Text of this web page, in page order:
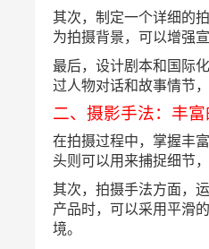
其次，制定一个详细的
为拍摄背景，可以增强
最后，设计剧本和国际
过人物对话和故事情节
二、摄影手法：丰
在拍摄过程中，掌握丰
头则可以用来捕捉细节
其次，拍摄手法方面，
产品时，可以采用平滑
境。